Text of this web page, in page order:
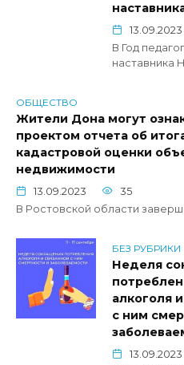
13.09.2023
В Год
наставника
ОБЩЕСТВО
Жители Дона могут
проектом отчета об
кадастровой оценки
недвижимости
13.09.2023
35
В Ростовской области
БЕЗ РУБРИКИ
Неделя
алкоголя
с ним
13.09.2023